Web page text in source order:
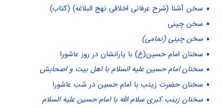
سخن آشنا (شرح عرفانی اخلاقی نهج البلاغه) (کتاب)
سخن چینی
سخن چینی (نمامی)
سخنان امام حسین(ع) با یارانشان در روز عاشورا
سخنان امام حسین علیه السلام با اهل بیت و اصحابش
سخنان حضرت زینب با امام حسین در شب عاشورا
سخنان زینب کبرى سلام الله با امام حسین علیه السلام